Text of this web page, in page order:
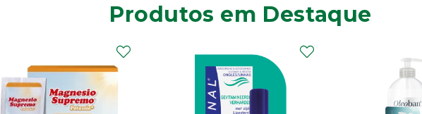
Produtos em Destaque